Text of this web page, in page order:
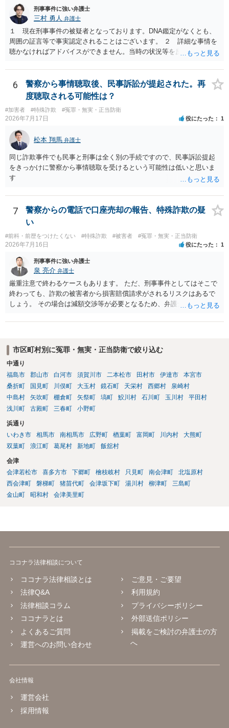
す。 ③逮捕呼び出しまでの期間 大体どれほどの期間逮捕呼び出しの可
能性があると考えれば良いのでしょうか？ 逮捕や呼び出しの可能性は
極めて低いと思います。 連絡が来ることはないでしょう。
刑事事件に強い弁護士
三村 勇人 弁護士
１ 現在刑事事件の被疑者となっております。DNA鑑定がなくとも、
周囲の証言等で事実認定されることはございます。 ２ 詳細な事情を
聴かなければアドバイスができません。当時の状況等を反論していく
ず、当事者で解決した事例を知りません。依頼しない理由がないかと
思います。
6
警察から事情聴取後、民事訴訟が提起された。再
度聴取される可能性は？
#加害者 #特殊詐欺 #冤罪・無実・正当防衛
2026年7月17日 役にたった 1
松本 翔馬 弁護士
同じ詐欺事件でも民事と刑事は全く別の手続ですので、民事訴訟提起
をきっかけに警察から事情聴取を受けるという可能性は低いと思いま
す
7
警察からの電話で口座売却の報告、特殊詐欺の疑
い
#前科・前歴をつけたくない #特殊詐欺 #被害者 #冤罪・無実・正当防衛
2026年7月16日 役にたった 1
刑事事件に強い弁護士
泉 亮介 弁護士
厳重注意で終わるケースもあります。 ただ、刑事事件としてはそこで
終わっても、詐欺の被害者から損害賠償請求がされるリスクはあるで
しょう。 その場合は減額交渉等が必要となるため、弁護士を立てるか
市区町村別に冤罪・無実・正当防衛で絞り込む
中通り
福島市
郡山市 白河市 須賀川市 二本松市 田村市 伊達市
本宮市
桑折町
国見町 川俣町 大玉村 鏡石町 天栄村 西郷村
泉崎村
中島村
矢吹町 棚倉町 矢祭町 塙町 鮫川村 石川町 玉川村
平田村
浅川町
古殿町 三春町 小野町
浜通り
いわき市
相馬市 南相馬市 広野町 楢葉町 富岡町 川内村
大熊町
双葉町
浪江町 葛尾村 新地町 飯舘村
会津
会津若松市
喜多方市 下郷町 檜枝岐村 只見町 南会津町
北塩原村
西会津町
磐梯町 猪苗代町 会津坂下町 湯川村 柳津町
三島町
金山町
昭和村 会津美里町
ココナラ法律相談について
ココナラ法律相談とは
法律Q&A
法律相談コラム
ココナラとは
よくあるご質問
運営へのお問い合わせ
ご意見・ご要望
利用規約
プライバシーポリシー
外部送信ポリシー
掲載をご検討の弁護士の方
へ
会社情報
運営会社
採用情報